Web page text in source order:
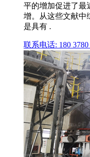
平的增加促进了最
增。从这些文献中
是具有 .
联系电话: 180 3780